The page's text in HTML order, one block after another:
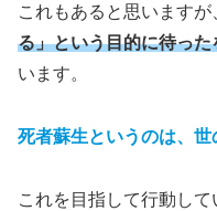
これもあると思いますが
る」という目的に待った
います。
死者蘇生というのは、
これを目指して行動し